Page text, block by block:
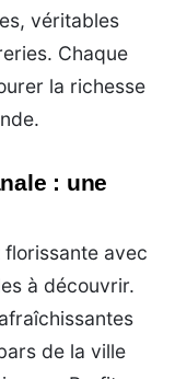
véritables
Chaque
la richesse
: une
florissante avec
à découvrir.
de la ville